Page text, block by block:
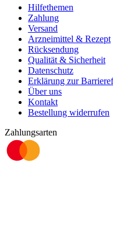
Hilfethemen
Zahlung
Versand
Arzneimittel & Rezept
Rücksendung
Qualität & Sicherheit
Datenschutz
Erklärung zur
Über uns
Kontakt
Bestellung widerrufen
Zahlungsarten